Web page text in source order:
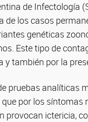
de Infectología
los casos
genéticas
Este tipo de
también por la
pruebas analíticas
por los síntomas
provocan ictericia,